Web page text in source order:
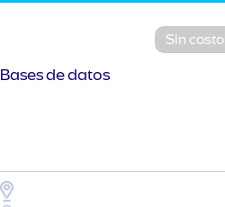
Sin costo
Bases de datos